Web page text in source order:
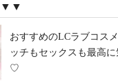
▼▼
おすすめのLCラブコス
ッチもセックスも最高
♡